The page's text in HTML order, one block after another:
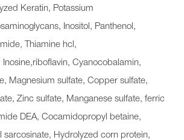
Keratin, Potassium
Inositol, Panthenol,
Thiamine hcl,
Inosine,riboflavin, Cyanocobalamin,
Magnesium sulfate, Copper sulfate,
Zinc sulfate, Manganese sulfate, ferric
DEA, Cocamidopropyl betaine,
sarcosinate, Hydrolyzed corn protein,